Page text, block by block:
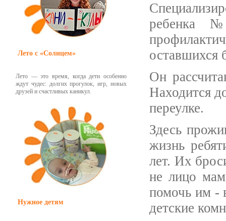
Лето с «Солнцем»
Лето — это время, когда дети особенно
ждут чудес: долгих прогулок, игр, новых
друзей и счастливых каникул.
Нужное детям
ребенка
оставшихся
Он
Находится
переулке.
Здесь
жизнь
лет. Их
не лицо
помочь им -
детские